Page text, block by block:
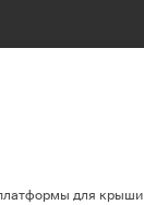
для крыши